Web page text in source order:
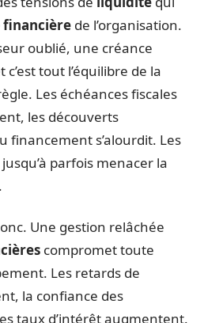
de l’organisation.
oublié, une créance
tout l’équilibre de la
Les échéances fiscales
les découverts
financement s’alourdit. Les
parfois menacer la
Une gestion relâchée
compromet toute
Les retards de
la confiance des
taux d’intérêt augmentent.